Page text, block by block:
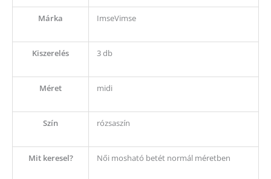
Márka ImseVimse
Kiszerelés 3 db
Méret midi
Szín rózsaszín
Mit keresel? Női mosható betét normál méretben